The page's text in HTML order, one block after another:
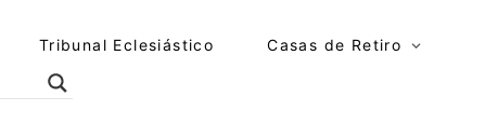
Tribunal Eclesiástico Casas de Retiro